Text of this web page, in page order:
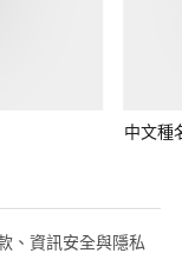
中文種
、資訊安全與隱私